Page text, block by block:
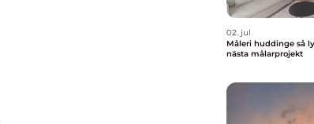
02. jul
Måleri huddinge så lyckas du med
nästa målarprojekt